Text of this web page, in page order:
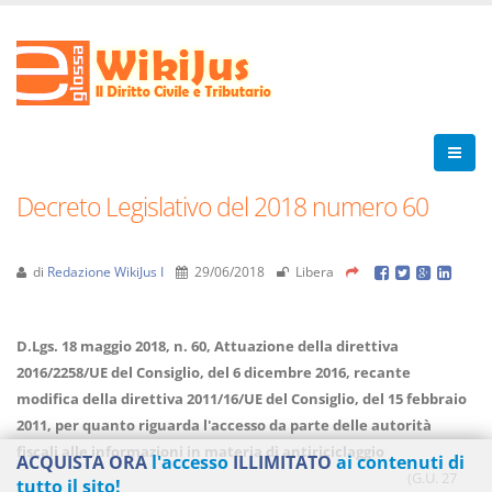
Decreto Legislativo del 2018 numero 60
di Redazione WikiJus I 29/06/2018 Libera
D.Lgs. 18 maggio 2018, n. 60, Attuazione della direttiva
2016/2258/UE del Consiglio, del 6 dicembre 2016, recante
modifica della direttiva 2011/16/UE del Consiglio, del 15 febbraio
2011, per quanto riguarda l'accesso da parte delle autorità
fiscali alle informazioni in materia di antiriciclaggio
(G.U. 27
ACQUISTA ORAl'accessoILLIMITATOai contenuti di
tutto il sito!